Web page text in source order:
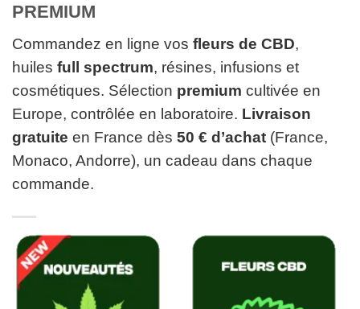
PREMIUM
Commandez en ligne vos fleurs de CBD,
huiles full spectrum, résines, infusions et
cosmétiques. Sélection premium cultivée en
Europe, contrôlée en laboratoire. Livraison
gratuite en France dès 50 € d’achat (France,
Monaco, Andorre), un cadeau dans chaque
commande.